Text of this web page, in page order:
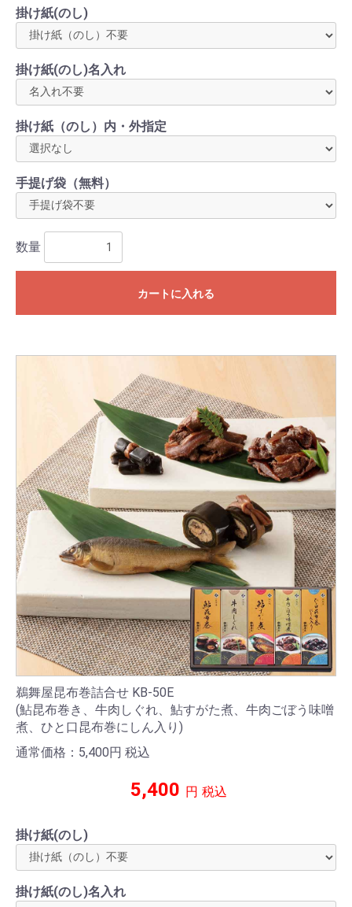
掛け紙(のし)
掛け紙(のし)名入れ
掛け紙（のし）内・外指定
手提げ袋（無料）
数量
カートに入れる
鵜舞屋昆布巻詰合せ KB-50E
(鮎昆布巻き、牛肉しぐれ、鮎すがた煮、牛肉ごぼう味噌
煮、ひと口昆布巻にしん入り)
通常価格：5,400円 税込
5,400 円 税込
掛け紙(のし)
掛け紙(のし)名入れ